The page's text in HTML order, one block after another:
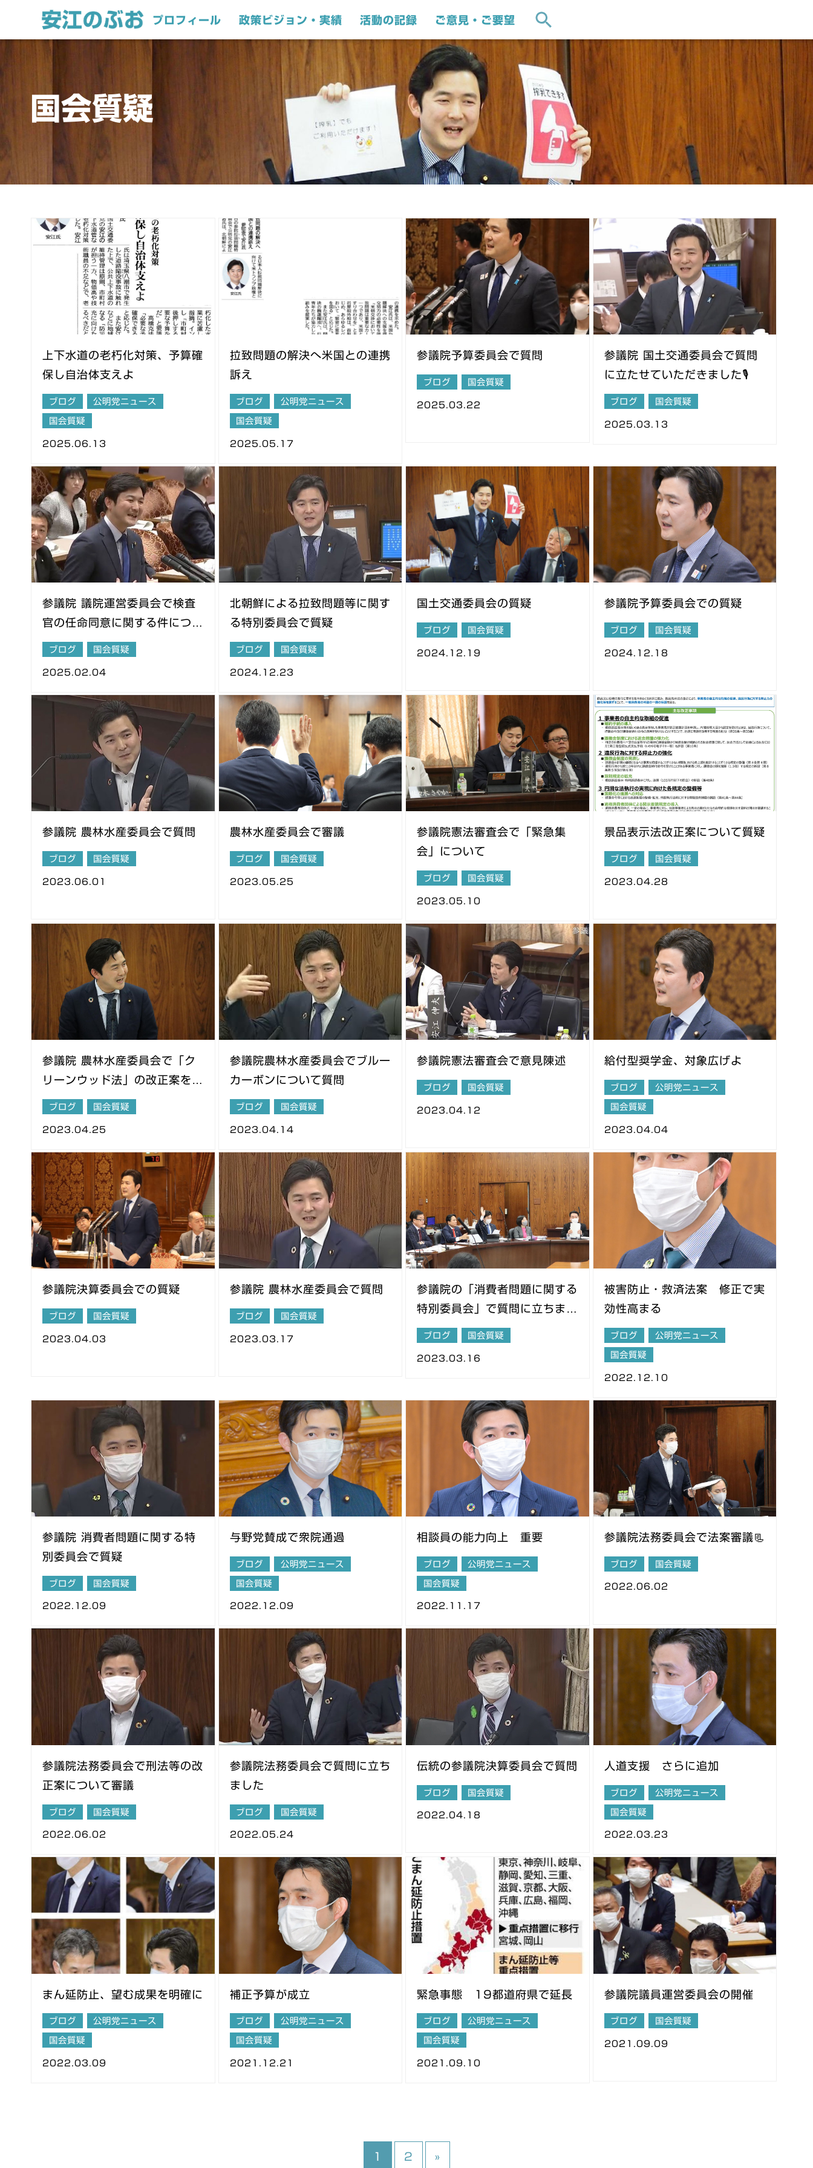
プロフィール 政策ビジョン・実績 活動の記録 ご意見・ご要望
国会質疑
上下水道の老朽化対策、予算確
保し自治体支えよ
ブログ 公明党ニュース
国会質疑
2025.06.13
拉致問題の解決へ米国との連携
訴え
ブログ 公明党ニュース
国会質疑
2025.05.17
参議院予算委員会で質問
ブログ 国会質疑
2025.03.22
参議院 国土交通委員会で質問
に立たせていただきました🎙️
ブログ 国会質疑
2025.03.13
参議院 議院運営委員会で検査
官の任命同意に関する件につい
て質問
ブログ 国会質疑
2025.02.04
北朝鮮による拉致問題等に関す
る特別委員会で質疑
ブログ 国会質疑
2024.12.23
国土交通委員会の質疑
ブログ 国会質疑
2024.12.19
参議院予算委員会での質疑
ブログ 国会質疑
2024.12.18
参議院 農林水産委員会で質問
ブログ 国会質疑
2023.06.01
農林水産委員会で審議
ブログ 国会質疑
2023.05.25
参議院憲法審査会で「緊急集
会」について
ブログ 国会質疑
2023.05.10
景品表示法改正案について質疑
ブログ 国会質疑
2023.04.28
参議院 農林水産委員会で「ク
リーンウッド法」の改正案を審
議
ブログ 国会質疑
2023.04.25
参議院農林水産委員会でブルー
カーボンについて質問
ブログ 国会質疑
2023.04.14
参議院憲法審査会で意見陳述
ブログ 国会質疑
2023.04.12
給付型奨学金、対象広げよ
ブログ 公明党ニュース
国会質疑
2023.04.04
参議院決算委員会での質疑
ブログ 国会質疑
2023.04.03
参議院 農林水産委員会で質問
ブログ 国会質疑
2023.03.17
参議院の「消費者問題に関する
特別委員会」で質問に立ちまし
た💪
ブログ 国会質疑
2023.03.16
被害防止・救済法案 修正で実
効性高まる
ブログ 公明党ニュース
国会質疑
2022.12.10
参議院 消費者問題に関する特
別委員会で質疑
ブログ 国会質疑
2022.12.09
与野党賛成で衆院通過
ブログ 公明党ニュース
国会質疑
2022.12.09
相談員の能力向上 重要
ブログ 公明党ニュース
国会質疑
2022.11.17
参議院法務委員会で法案審議📃
ブログ 国会質疑
2022.06.02
参議院法務委員会で刑法等の改
正案について審議
ブログ 国会質疑
2022.06.02
参議院法務委員会で質問に立ち
ました
ブログ 国会質疑
2022.05.24
伝統の参議院決算委員会で質問
ブログ 国会質疑
2022.04.18
人道支援 さらに追加
ブログ 公明党ニュース
国会質疑
2022.03.23
まん延防止、望む成果を明確に
ブログ 公明党ニュース
国会質疑
2022.03.09
補正予算が成立
ブログ 公明党ニュース
国会質疑
2021.12.21
緊急事態 19都道府県で延長
ブログ 公明党ニュース
国会質疑
2021.09.10
参議院議員運営委員会の開催
ブログ 国会質疑
2021.09.09
1 2 »